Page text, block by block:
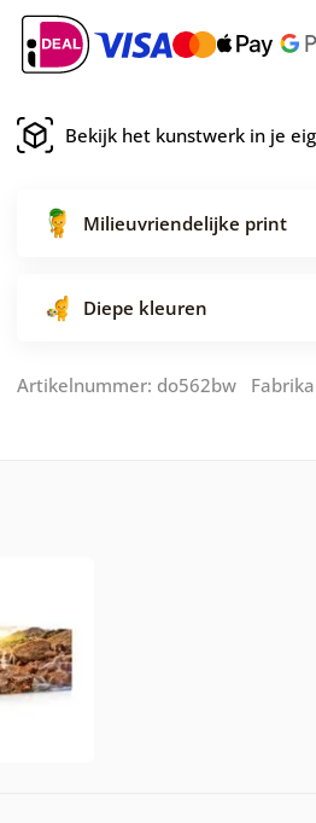
Bekijk het kunstwerk in je
Milieuvriendelijke print
Diepe kleuren
Artikelnummer: do562bw